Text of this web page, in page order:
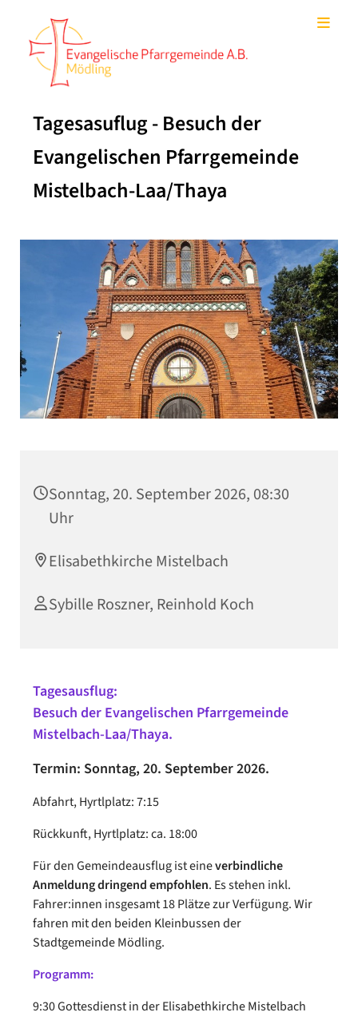
Tagesasuflug - Besuch der
Evangelischen Pfarrgemeinde
Mistelbach-Laa/Thaya
Sonntag, 20. September 2026, 08:30
Uhr
Elisabethkirche Mistelbach
Sybille Roszner, Reinhold Koch
Tagesausflug:
Besuch der Evangelischen Pfarrgemeinde
Mistelbach-Laa/Thaya.
Termin: Sonntag, 20. September 2026.
Abfahrt, Hyrtlplatz: 7:15
Rückkunft, Hyrtlplatz: ca. 18:00
Für den Gemeindeausflug ist eineverbindliche
Anmeldung dringend empfohlen. Es stehen inkl.
Fahrer:innen insgesamt 18 Plätze zur Verfügung. Wir
fahren mit den beiden Kleinbussen der
Stadtgemeinde Mödling.
Programm:
9:30 Gottesdienst in der Elisabethkirche Mistelbach